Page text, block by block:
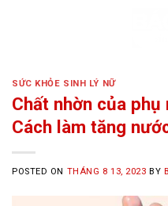
SỨC KHỎE SINH LÝ NỮ
Chất nhờn của
Cách làm tăng
POSTED ON THÁNG 8 13, 2023 BY